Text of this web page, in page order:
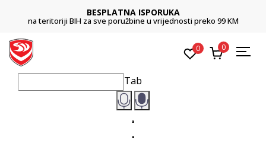
BESPLATNA ISPORUKA
na teritoriji BIH za sve poružbine u vrijednosti preko 99 KM
0 0
Tab